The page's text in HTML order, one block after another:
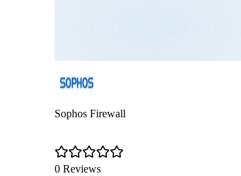
Sophos Firewall
0 Reviews